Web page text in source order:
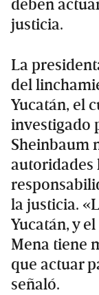
deben
justicia.
La
del
Yucatán, el
investigado
Sheinbaum
autoridades
la justicia.
Yucatán, y
Mena tiene
que actuar
señaló.